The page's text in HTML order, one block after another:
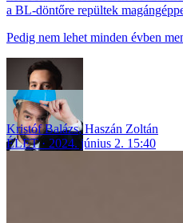
a BL-döntőre repültek
Pedig nem lehet minden évben
Kristóf Balázs,Haszán Zoltán
ÉLET
2024. június 2. 15:40